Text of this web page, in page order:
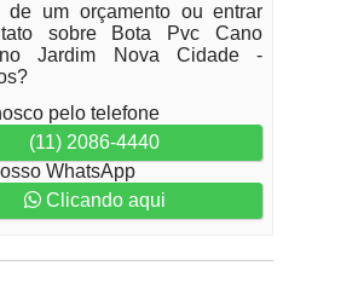
de um orçamento ou entrar
sobre Bota Pvc Cano
Jardim Nova Cidade -
pelo telefone
(11) 2086-4440
WhatsApp
Clicando aqui